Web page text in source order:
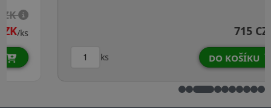
/ks
DO KOŠÍKU